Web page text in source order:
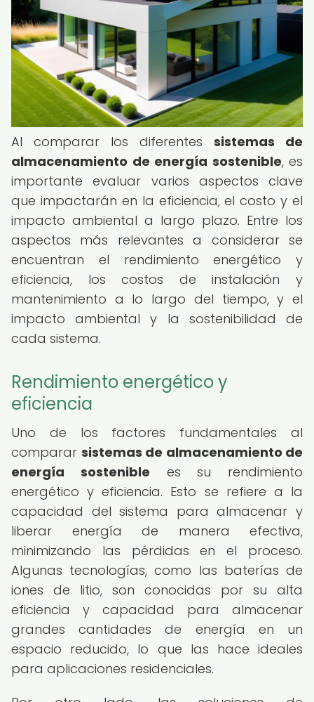
Al comparar los diferentes sistemas de
almacenamiento de energía sostenible, es
importante evaluar varios aspectos clave
que impactarán en la eficiencia, el costo y el
impacto ambiental a largo plazo. Entre los
aspectos más relevantes a considerar se
encuentran el rendimiento energético y
eficiencia, los costos de instalación y
mantenimiento a lo largo del tiempo, y el
impacto ambiental y la sostenibilidad de
cada sistema.
Rendimiento energético y
eficiencia
Uno de los factores fundamentales al
comparar sistemas de almacenamiento de
energía sostenible es su rendimiento
energético y eficiencia. Esto se refiere a la
capacidad del sistema para almacenar y
liberar energía de manera efectiva,
minimizando las pérdidas en el proceso.
Algunas tecnologías, como las baterías de
iones de litio, son conocidas por su alta
eficiencia y capacidad para almacenar
grandes cantidades de energía en un
espacio reducido, lo que las hace ideales
para aplicaciones residenciales.